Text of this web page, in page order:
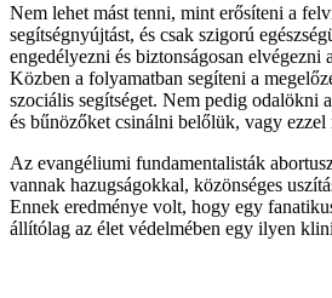
Nem lehet mást tenni, mint erősíteni a
segítségnyújtást, és csak szigorú
engedélyezni és biztonságosan elvégezni
Közben a folyamatban segíteni a
szociális segítséget. Nem pedig odalökni
és bűnözőket csinálni belőlük, vagy ezzel
Az evangéliumi fundamentalisták
vannak hazugságokkal, közönséges
Ennek eredménye volt, hogy egy
állítólag az élet védelmében egy ilyen